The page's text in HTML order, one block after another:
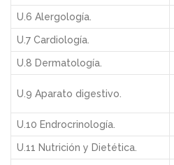
U.6 Alergología.
U.7 Cardiología.
U.8 Dermatología.
U.9 Aparato digestivo.
U.10 Endrocrinología.
U.11 Nutrición y Dietética.